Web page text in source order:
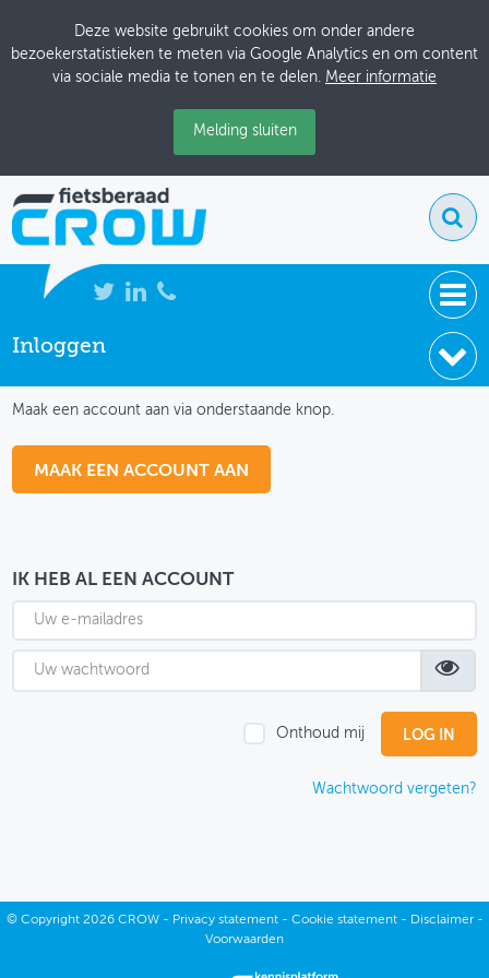
Deze website gebruikt cookies om onder andere
bezoekerstatistieken te meten via Google Analytics en om content
via sociale media te tonen en te delen. Meer informatie
Melding sluiten
NIEUWS
THEMASITES
MIJN PROFIEL
GEBRUIKER
Inloggen
Maak een account aan via onderstaande knop.
MAAK EEN ACCOUNT AAN
IK HEB AL EEN ACCOUNT
Onthoud mij
Wachtwoord vergeten?
© Copyright2026 CROW - Privacy statement- Cookie statement- Disclaimer-
Voorwaarden